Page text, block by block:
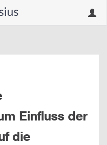
Einfluss der
die